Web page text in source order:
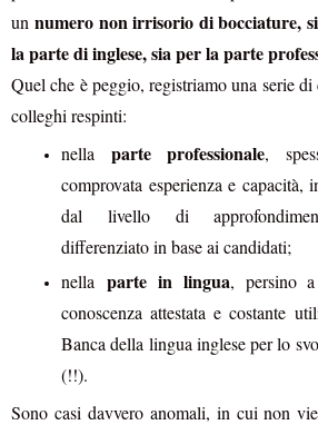
unnumero non irrisorio di bocciature,
la parte di inglese, sia per la parte
Quel che è peggio, registriamo una serie
colleghi respinti:
nellaparte professionale,
comprovata esperienza e capacità,
dal livello di
differenziato in base ai candidati;
nella parte in lingua, persino
conoscenza attestata e costante
Banca della lingua inglese per lo
(!!).
Sono casi davvero anomali, in cui non